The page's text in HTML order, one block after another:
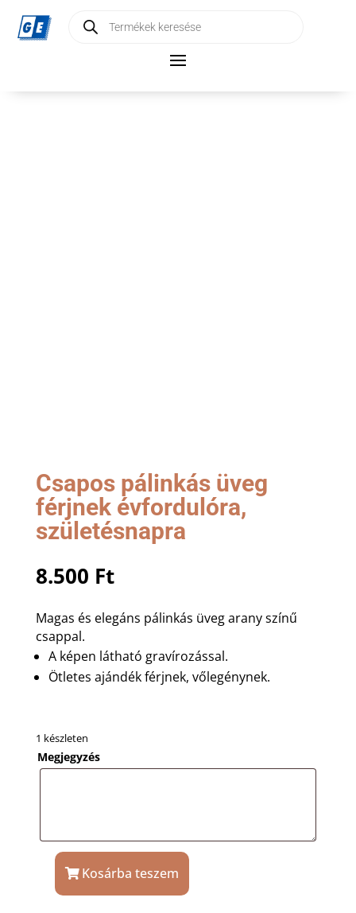
search
Csapos pálinkás üveg
férjnek évfordulóra,
születésnapra
8.500 Ft
Magas és elegáns pálinkás üveg arany színű
csappal.
A képen látható gravírozással.
Ötletes ajándék férjnek, vőlegénynek.
1 készleten
Megjegyzés
Csapos
pálinkás
Kosárba teszem